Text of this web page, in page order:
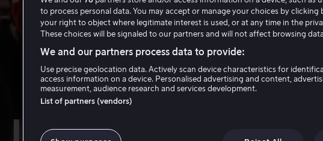
Jay and Silent Bob
to process personal data. You may accept or manage your choices by clicking
your right to object where legitimate interest is used, or at any time in the
These choices will be signaled to our partners and will not affect browsing
We and our partners process data to provide:
Use precise geolocation data. Actively scan device characteristics for
access information on a device. Personalised advertising and content,
measurement, audience research and services development.
List of partners (vendors)